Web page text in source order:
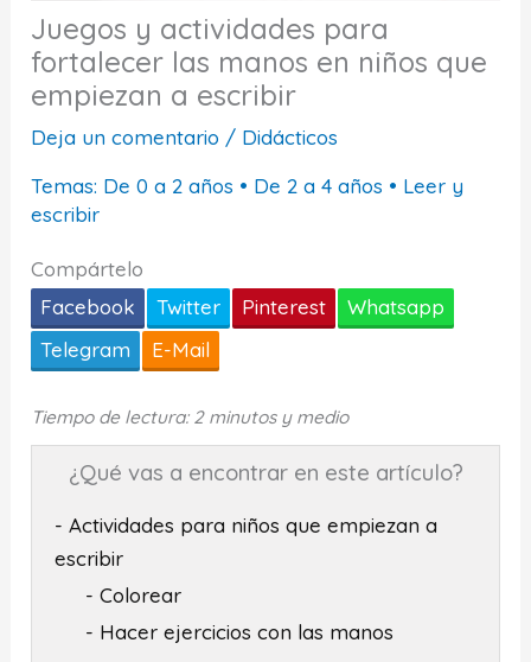
Juegos y actividades para
fortalecer las manos en niños que
empiezan a escribir
Deja un comentario / Didácticos
Temas: De 0 a 2 años • De 2 a 4 años • Leer y
escribir
Compártelo
Facebook
Twitter Pinterest
Whatsapp
Telegram
E-Mail
Tiempo de lectura: 2 minutos y medio
¿Qué vas a encontrar en este artículo?
- Actividades para niños que empiezan a
escribir
- Colorear
- Hacer ejercicios con las manos